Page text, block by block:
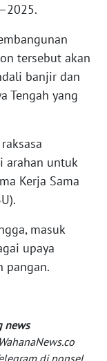
tersebut akan
banjir dan
Tengah yang
arahan untuk
Kerja Sama
masuk
upaya
pangan.
news